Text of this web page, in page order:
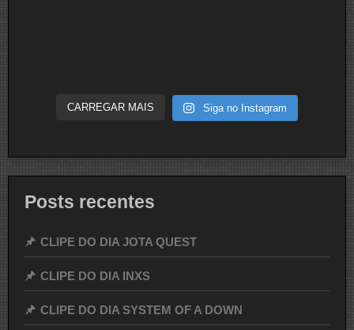
CARREGAR MAIS Siga no Instagram
Posts recentes
CLIPE DO DIA JOTA QUEST
CLIPE DO DIA INXS
CLIPE DO DIA SYSTEM OF A DOWN